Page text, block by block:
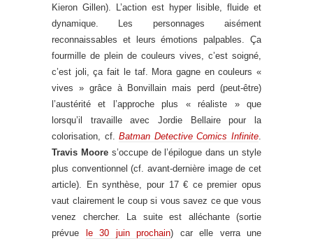
Kieron Gillen). L’action est hyper lisible, fluide et
dynamique. Les personnages aisément
reconnaissables et leurs émotions palpables. Ça
fourmille de plein de couleurs vives, c’est soigné,
c’est joli, ça fait le taf. Mora gagne en couleurs «
vives » grâce à Bonvillain mais perd (peut-être)
l’austérité et l’approche plus « réaliste » que
lorsqu’il travaille avec Jordie Bellaire pour la
colorisation, cf.Batman Detective Comics Infinite
Travis Moores’occupe de l’épilogue dans un style
plus conventionnel (cf. avant-dernière image de cet
article). En synthèse, pour 17 € ce premier opus
vaut clairement le coup si vous savez ce que vous
venez chercher. La suite est alléchante (sortie
prévue
le 30 juin prochain) car elle verra une